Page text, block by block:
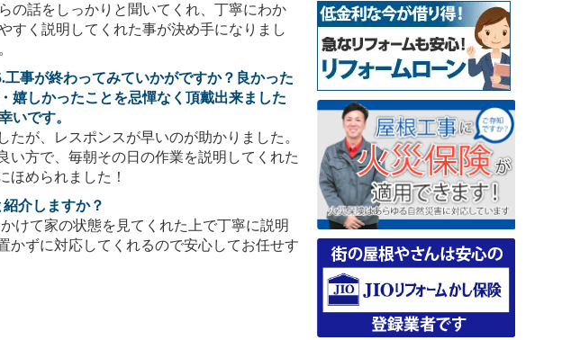
の話をしっかりと聞いてくれ、丁寧にわか
すく説明してくれた事が決め手になりまし
工事が終わってみていかがですか？良かった
嬉しかったことを忌憚なく頂戴出来ました
いです。
が、レスポンスが早いのが助かりました。
い方で、毎朝その日の作業を説明してくれた
ほめられました！
介しますか？
けて家の状態を見てくれた上で丁寧に説明
かずに対応してくれるので安心してお任せす